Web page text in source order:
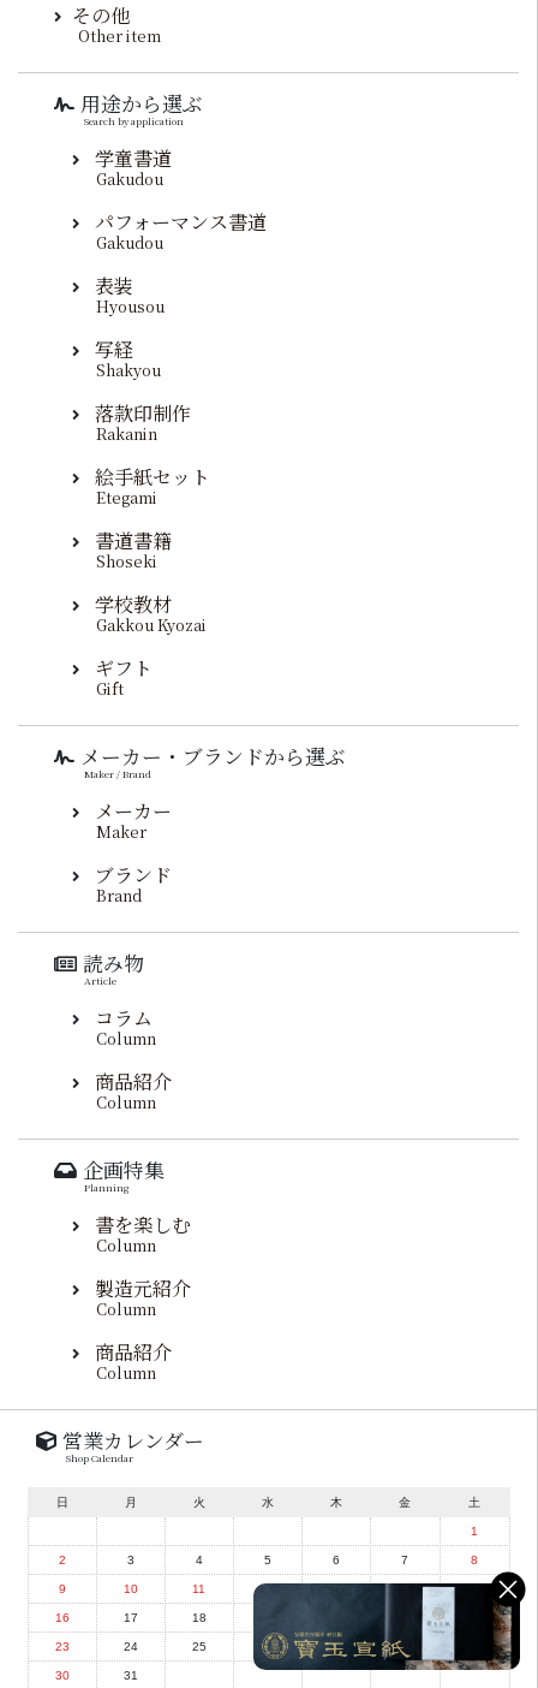
その他
Other item
用途から選ぶ
Search by application
学童書道
Gakudou
パフォーマンス書道
Gakudou
表装
Hyousou
写経
Shakyou
落款印制作
Rakanin
絵手紙セット
Etegami
書道書籍
Shoseki
学校教材
Gakkou Kyozai
ギフト
Gift
メーカー・ブランドから選ぶ
Maker / Brand
メーカー
Maker
ブランド
Brand
読み物
Article
コラム
Column
商品紹介
Column
企画特集
Planning
書を楽しむ
Column
製造元紹介
Column
商品紹介
Column
営業カレンダー
Shop Calendar
日 月 火 水 木 金 土
1
2 3 4 5 6 7 8
9 10 11 12
16 17 18
23 24 25 26 27 28
30 31